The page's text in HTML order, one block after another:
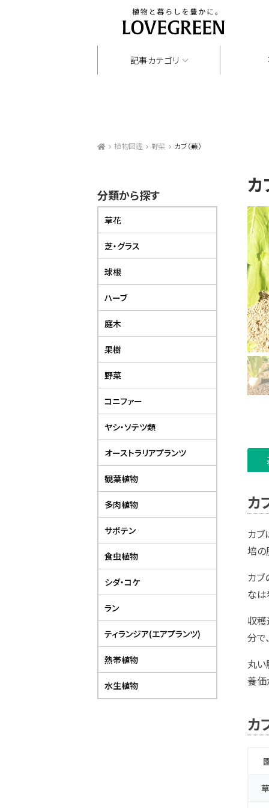
記事カテゴリ
植物図鑑 野菜 カブ（蕪）
カ
カ
カ
培の
カブ
なは
収穫
分で
丸い
養価
カ
分類から探す
草花
芝・グラス
球根
ハーブ
庭木
果樹
野菜
コニファー
ヤシ・ソテツ類
オーストラリアプランツ
観葉植物
多肉植物
サボテン
食虫植物
シダ・コケ
ラン
ティランジア(エアプランツ)
熱帯植物
水生植物